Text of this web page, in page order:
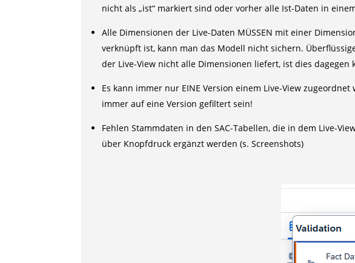
nicht als „ist“ markiert sind oder vorher alle Ist-Daten in
Alle Dimensionen der Live-Daten MÜSSEN mit einer
verknüpft ist, kann man das Modell nicht sichern.
der Live-View nicht alle Dimensionen liefert, ist dies dagegen
Es kann immer nur EINE Version einem Live-View
immer auf eine Version gefiltert sein!
Fehlen Stammdaten in den SAC-Tabellen, die in dem Live-
über Knopfdruck ergänzt werden (s. Screenshots)